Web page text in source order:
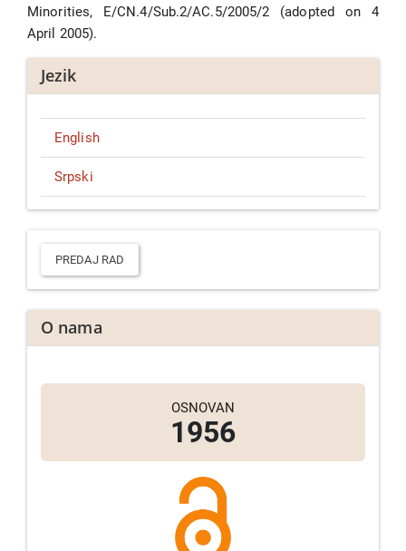
Minorities, E/CN.4/Sub.2/AC.5/2005/2 (adopted on 4
April 2005).
Jezik
English
Srpski
Predaj
radPREDAJ RAD
O nama
OSNOVAN
1956